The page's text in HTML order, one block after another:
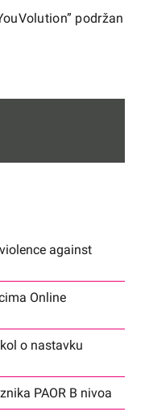
podržan
against
Online
o nastavku
PAOR B nivoa